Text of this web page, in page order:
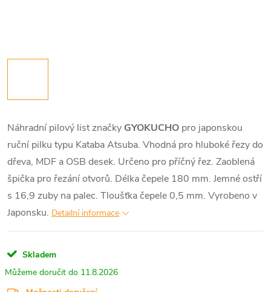
Náhradní pilový list značky GYOKUCHO pro japonskou
ruční pilku typu Kataba Atsuba. Vhodná pro hluboké řezy do
dřeva, MDF a OSB desek. Určeno pro příčný řez. Zaoblená
špička pro řezání otvorů. Délka čepele 180 mm. Jemné ostří
s 16,9 zuby na palec. Tloušťka čepele 0,5 mm. Vyrobeno v
Japonsku. Detailní informace
Skladem
11.8.2026